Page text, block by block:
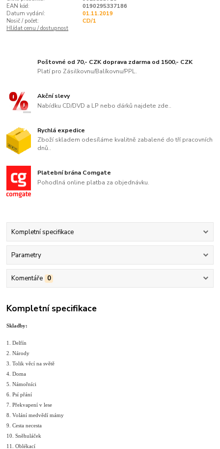
EAN kód:
0190295337186
Datum vydání:
01.11.2019
Nosič / počet:
CD/1
Hlídat cenu / dostupnost
Poštovné od 70,- CZK doprava zdarma od 1500,- CZK
Platí pro Zásilkovnu/Balíkovnu/PPL.
Akční slevy
Nabídku CD/DVD a LP nebo dárků najdete zde..
Rychlá expedice
Zboží skladem odesíláme kvalitně zabalené do tří pracovních
dnů..
Platební brána Comgate
Pohodlná online platba za objednávku.
Kompletní specifikace
Parametry
Komentáře 0
Kompletní specifikace
Skladby:
1. Delfín
2. Národy
3. Tolik věcí na světě
4. Doma
5. Námořníci
6. Psí přání
7. Překvapení v lese
8. Volání medvědí mámy
9. Cesta necesta
10. Sněhuláček
11. Oblékací